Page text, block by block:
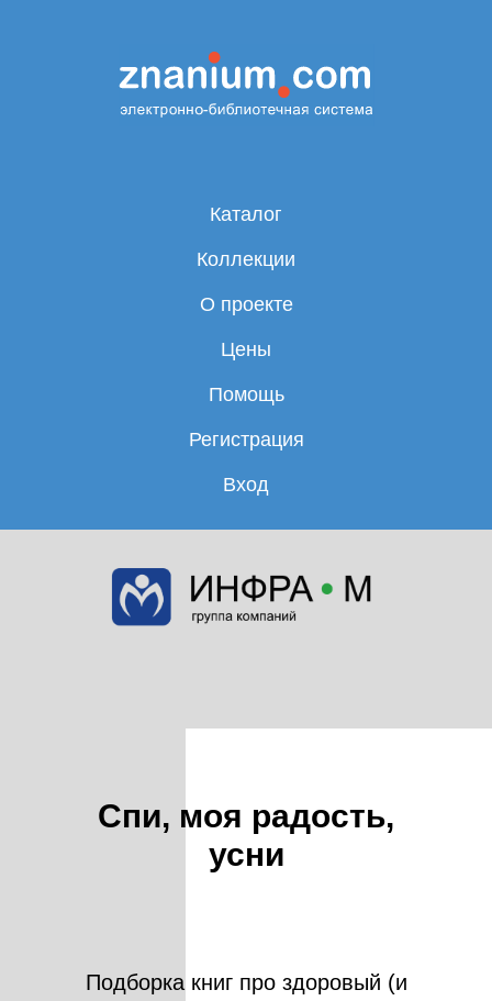
Каталог
Коллекции
О проекте
Цены
Помощь
Регистрация
Вход
Спи, моя радость,
усни
Подборка книг про здоровый (и